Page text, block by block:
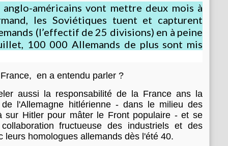
ù
t
r
n
t
l
e
s
e
p
américains vont mettre deux mois à
les Soviétiques tuent et capturent
(l’effectif de 25 divisions) en à peine
100 000 Allemands de plus sont mis
en a entendu parler ?
aussi la responsabilité de la France ans la
l'Allemagne hitlérienne - dans le milieu des
sur Hitler pour mâter le Front populaire - et se
fructueuse des industriels et des
leurs homologues allemands dès l'été 40.